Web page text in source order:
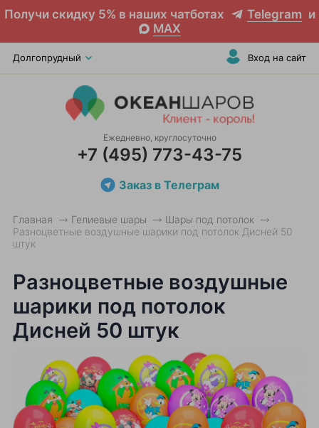
Получи скидку 5% в наших чатботах Telegram и
MAX
Долгопрудный Вход на сайт
Ежедневно, круглосуточно
+7 (495) 773-43-75
Заказ в Телеграм
Главная Гелиевые шары
Шары под потолок
Разноцветные воздушные шарики под потолок Дисней 50
штук
Разноцветные воздушные
шарики под потолок
Дисней 50 штук